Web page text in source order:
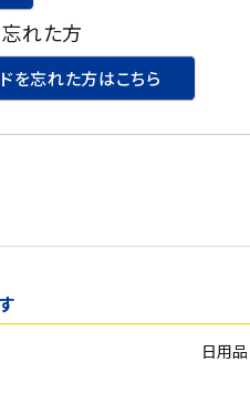
れた方
を忘れた方はこちら
日用品